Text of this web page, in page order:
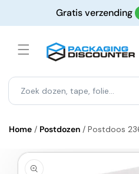
content
Gratis verzending
Home / Postdozen / Postdoos
direct naar